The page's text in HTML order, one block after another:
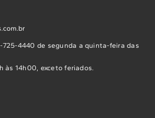
4440 de segunda a quinta-feira das
às 14h00, exceto feriados.